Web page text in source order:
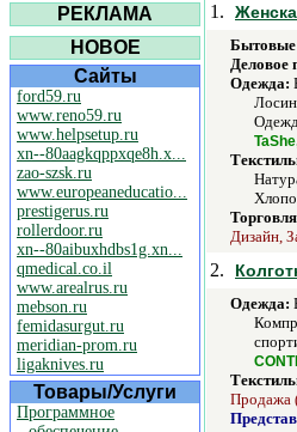
РЕКЛАМА
НОВОЕ
Сайты
ford59.ru
www.reno59.ru
www.helpsetup.ru
xn--80aagkqppxqe8h.x...
zao-szsk.ru
www.europeaneducatio...
prestigerus.ru
rollerdoor.ru
xn--80aibuxhdbs1g.xn...
qmedical.co.il
www.arealrus.ru
mebson.ru
femidasurgut.ru
meridian-prom.ru
ligaknives.ru
Товары/Услуги
Программное
1.
Бытовые
Деловое
Одежда:
Дизайн,
2.
Одежда:
Продажа